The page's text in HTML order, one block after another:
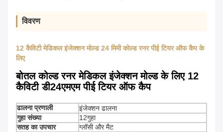
विवरण
12 कैविटी मेडिकल इंजेक्शन मोल्ड 24 मिमी कोल्ड रनर पीई टियर ऑफ कैप के
लिए
बोतल कोल्ड रनर मेडिकल इंजेक्शन मोल्ड के लिए 12
कैविटी डी24एमएम पीई टियर ऑफ कैप
ढालना प्रणाली
इंजेक्शन ढालना
गुहा संख्या
12गुहा
सतह का उपचार
ग्लॉसी और मैट